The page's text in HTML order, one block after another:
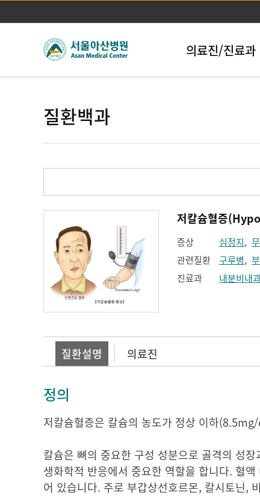
의료진/진료과
질환백과
저칼슘혈증
증상 심정지,
관련질환
구루병,
진료과
내분비내
질환설명 의료진
정의
저칼슘혈증은 칼슘의 농도가 정상 이하
칼슘은 뼈의 중요한 구성 성분으로 골격의 성
생화학적 반응에서 중요한 역할을 합니다. 혈
어 있습니다. 주로 부갑상선호르몬, 칼시토닌,